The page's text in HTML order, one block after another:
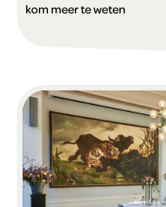
kom meer te weten